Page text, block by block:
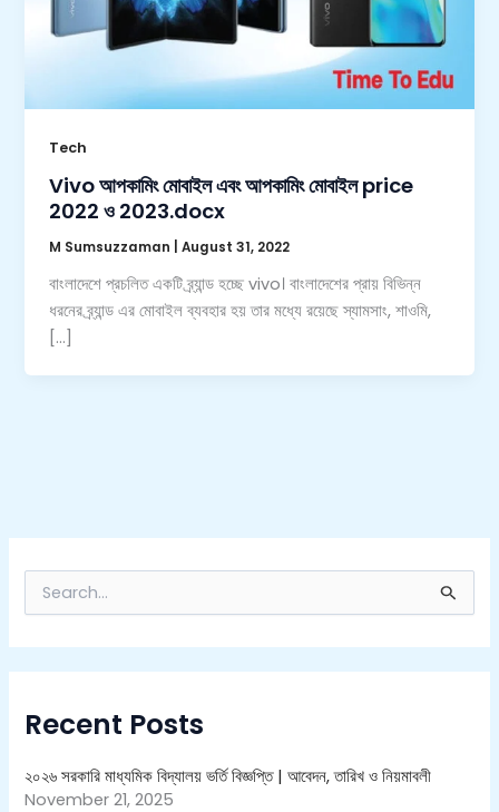
Tech
Vivo আপকামিং মোবাইল এবং আপকামিং মোবাইল price
2022 ও 2023.docx
M Sumsuzzaman |August 31, 2022
বাংলাদেশে প্রচলিত একটি ব্র্যান্ড হচ্ছে vivo। বাংলাদেশের প্রায় বিভিন্ন
ধরনের ব্র্যান্ড এর মোবাইল ব্যবহার হয় তার মধ্যে রয়েছে স্যামসাং, শাওমি,
[…]
e
f
r
:
Recent Posts
২০২৬ সরকারি মাধ্যমিক বিদ্যালয় ভর্তি বিজ্ঞপ্তি | আবেদন, তারিখ ও নিয়মাবলী
November 21, 2025